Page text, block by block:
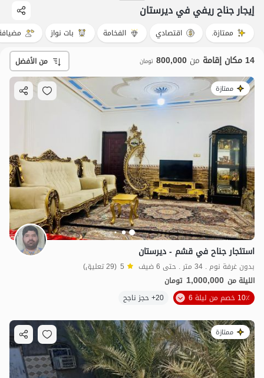
إيجار جناح ريفي في دیرستان
ممتازة. اقتصادي الفخامة بات نواز
14 مكان إقامة من 800,000 تومان من الأفضل
ممتازة
استئجار جناح في قشم - ديرستان
بدون غرفة نوم . 34 متر . حتى 6 ضيف 5 (29 تعليق)
الليلة من 1,000,000 تومان
10٪ خصم من ليلة 6
20+ حجز ناجح
ممتازة